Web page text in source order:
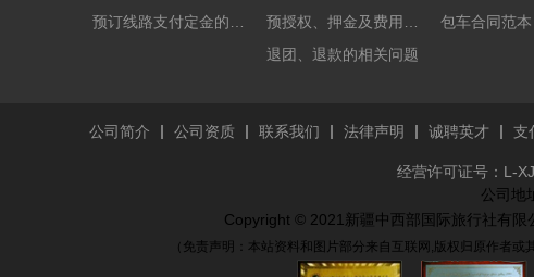
退团、退款的相关问题
包车合同范本
公司简介 公司资质 联系我们 法律声明 诚聘英才 支
经营许可证号：L-
公司地
Copyright © 2021新疆中西部国际旅行社有
（免责声明：本站资料和图片部分来自互联网,版权归原作者